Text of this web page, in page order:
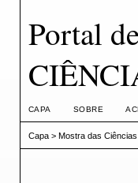
Portal
CAPA SOBRE
Capa> Mostra das